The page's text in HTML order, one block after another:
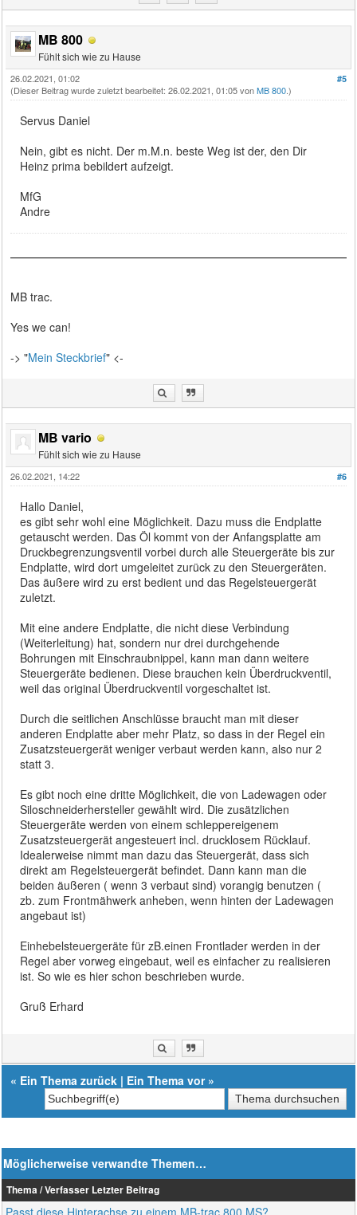
MB 800
Fühlt sich wie zu Hause
#5
26.02.2021, 01:02
(Dieser Beitrag wurde zuletzt bearbeitet: 26.02.2021, 01:05 vonMB 800.)
Servus Daniel
Nein, gibt es nicht. Der m.M.n. beste Weg ist der, den Dir
Heinz prima bebildert aufzeigt.
MfG
Andre
MB trac.
Yes we can!
-> "Mein Steckbrief" <-
MB vario
Fühlt sich wie zu Hause
#6
26.02.2021, 14:22
Hallo Daniel,
es gibt sehr wohl eine Möglichkeit. Dazu muss die Endplatte
getauscht werden. Das Öl kommt von der Anfangsplatte am
Druckbegrenzungsventil vorbei durch alle Steuergeräte bis zur
Endplatte, wird dort umgeleitet zurück zu den Steuergeräten.
Das äußere wird zu erst bedient und das Regelsteuergerät
zuletzt.
Mit eine andere Endplatte, die nicht diese Verbindung
(Weiterleitung) hat, sondern nur drei durchgehende
Bohrungen mit Einschraubnippel, kann man dann weitere
Steuergeräte bedienen. Diese brauchen kein Überdruckventil,
weil das original Überdruckventil vorgeschaltet ist.
Durch die seitlichen Anschlüsse braucht man mit dieser
anderen Endplatte aber mehr Platz, so dass in der Regel ein
Zusatzsteuergerät weniger verbaut werden kann, also nur 2
statt 3.
Es gibt noch eine dritte Möglichkeit, die von Ladewagen oder
Siloschneiderhersteller gewählt wird. Die zusätzlichen
Steuergeräte werden von einem schleppereigenem
Zusatzsteuergerät angesteuert incl. drucklosem Rücklauf.
Idealerweise nimmt man dazu das Steuergerät, dass sich
direkt am Regelsteuergerät befindet. Dann kann man die
beiden äußeren ( wenn 3 verbaut sind) vorangig benutzen (
zb. zum Frontmähwerk anheben, wenn hinten der Ladewagen
angebaut ist)
Einhebelsteuergeräte für zB.einen Frontlader werden in der
Regel aber vorweg eingebaut, weil es einfacher zu realisieren
ist. So wie es hier schon beschrieben wurde.
Gruß Erhard
« Ein Thema zurück | Ein Thema vor»
Möglicherweise verwandte Themen…
Thema / Verfasser Letzter Beitrag
Passt diese Hinterachse zu einem MB-trac 800 MS?